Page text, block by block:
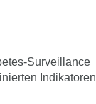
Surveillance
Indikatoren